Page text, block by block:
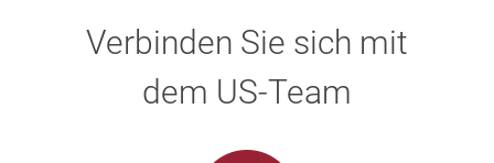
Verbinden Sie sich mit
dem US-Team